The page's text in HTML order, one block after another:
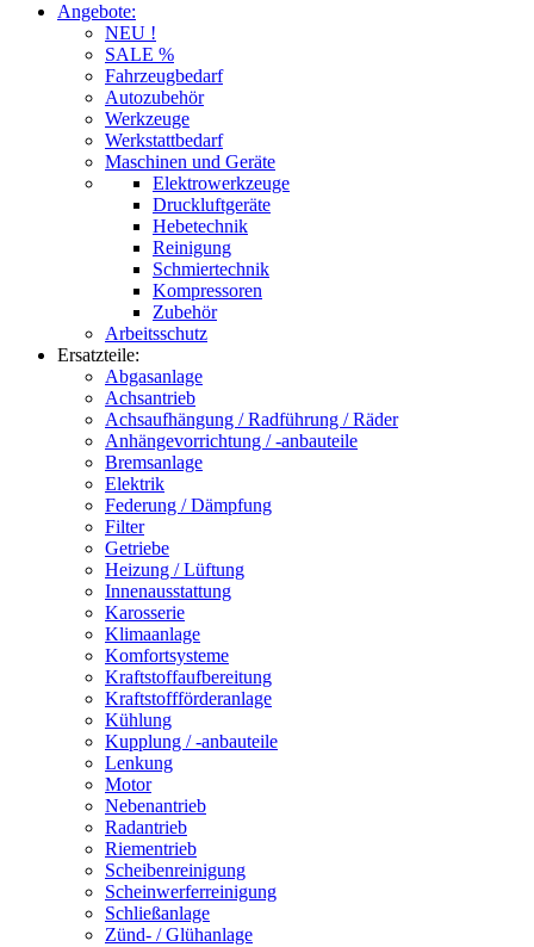
Angebote:
NEU !
SALE %
Fahrzeugbedarf
Autozubehör
Werkzeuge
Werkstattbedarf
Maschinen und Geräte
Elektrowerkzeuge
Druckluftgeräte
Hebetechnik
Reinigung
Schmiertechnik
Kompressoren
Zubehör
Arbeitsschutz
Ersatzteile:
Abgasanlage
Achsantrieb
Achsaufhängung / Radführung / Räder
Anhängevorrichtung / -anbauteile
Bremsanlage
Elektrik
Federung / Dämpfung
Filter
Getriebe
Heizung / Lüftung
Innenausstattung
Karosserie
Klimaanlage
Komfortsysteme
Kraftstoffaufbereitung
Kraftstoffförderanlage
Kühlung
Kupplung / -anbauteile
Lenkung
Motor
Nebenantrieb
Radantrieb
Riementrieb
Scheibenreinigung
Scheinwerferreinigung
Schließanlage
Zünd- / Glühanlage